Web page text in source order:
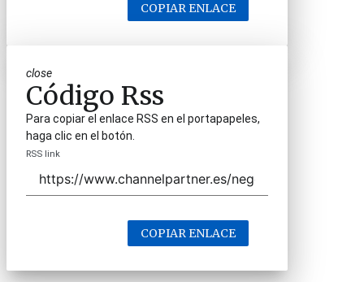
COPIAR ENLACE
close
Código Rss
Para copiar el enlace RSS en el portapapeles,
haga clic en el botón.
RSS link
COPIAR ENLACE